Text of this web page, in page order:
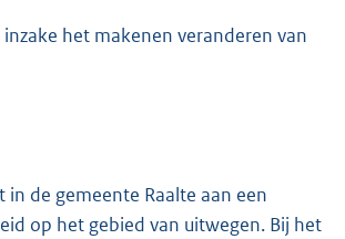
inzake het makenen veranderen van
de gemeente Raalte aan een
op het gebied van uitwegen. Bij het